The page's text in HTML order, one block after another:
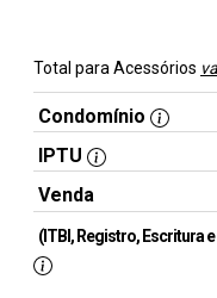
Total para Acessórios
Condomínio
IPTU
Venda
(ITBI, Registro, Escritura